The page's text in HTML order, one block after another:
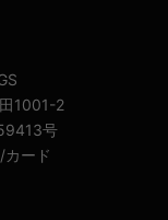
1001-2
号
ード